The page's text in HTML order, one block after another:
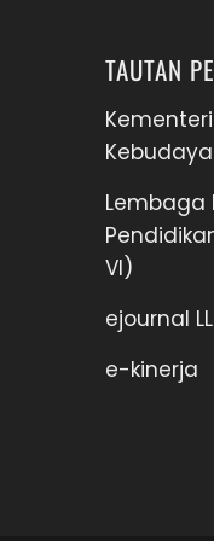
TAUTAN
Lembaga
VI)
ejournal
e-kinerja